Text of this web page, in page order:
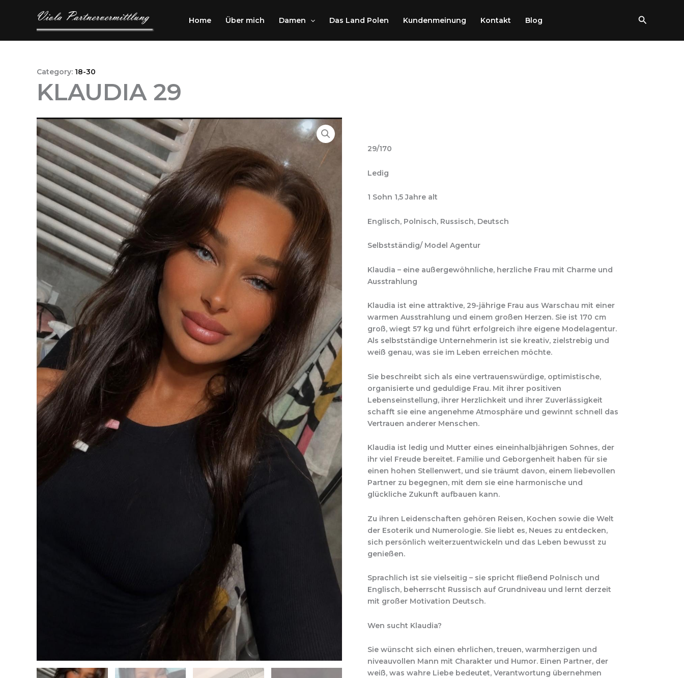
Home Über mich Damen Das Land Polen Kundenmeinung Kontakt Blog Szukaj
Category: 18-30
KLAUDIA 29
29/170
Ledig
1 Sohn 1,5 Jahre alt
Englisch, Polnisch, Russisch, Deutsch
Selbstständig/ Model Agentur
Klaudia – eine außergewöhnliche, herzliche Frau mit Charme und
Ausstrahlung
Klaudia ist eine attraktive, 29-jährige Frau aus Warschau mit einer
warmen Ausstrahlung und einem großen Herzen. Sie ist 170 cm
groß, wiegt 57 kg und führt erfolgreich ihre eigene Modelagentur.
Als selbstständige Unternehmerin ist sie kreativ, zielstrebig und
weiß genau, was sie im Leben erreichen möchte.
Sie beschreibt sich als eine vertrauenswürdige, optimistische,
organisierte und geduldige Frau. Mit ihrer positiven
Lebenseinstellung, ihrer Herzlichkeit und ihrer Zuverlässigkeit
schafft sie eine angenehme Atmosphäre und gewinnt schnell das
Vertrauen anderer Menschen.
Klaudia ist ledig und Mutter eines eineinhalbjährigen Sohnes, der
ihr viel Freude bereitet. Familie und Geborgenheit haben für sie
einen hohen Stellenwert, und sie träumt davon, einem liebevollen
Partner zu begegnen, mit dem sie eine harmonische und
glückliche Zukunft aufbauen kann.
Zu ihren Leidenschaften gehören Reisen, Kochen sowie die Welt
der Esoterik und Numerologie. Sie liebt es, Neues zu entdecken,
sich persönlich weiterzuentwickeln und das Leben bewusst zu
genießen.
Sprachlich ist sie vielseitig – sie spricht fließend Polnisch und
Englisch, beherrscht Russisch auf Grundniveau und lernt derzeit
mit großer Motivation Deutsch.
Wen sucht Klaudia?
Sie wünscht sich einen ehrlichen, treuen, warmherzigen und
niveauvollen Mann mit Charakter und Humor. Einen Partner, der
weiß, was wahre Liebe bedeutet, Verantwortung übernehmen